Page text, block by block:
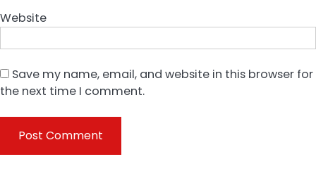
Website
Save my name, email, and website in this browser for
the next time I comment.